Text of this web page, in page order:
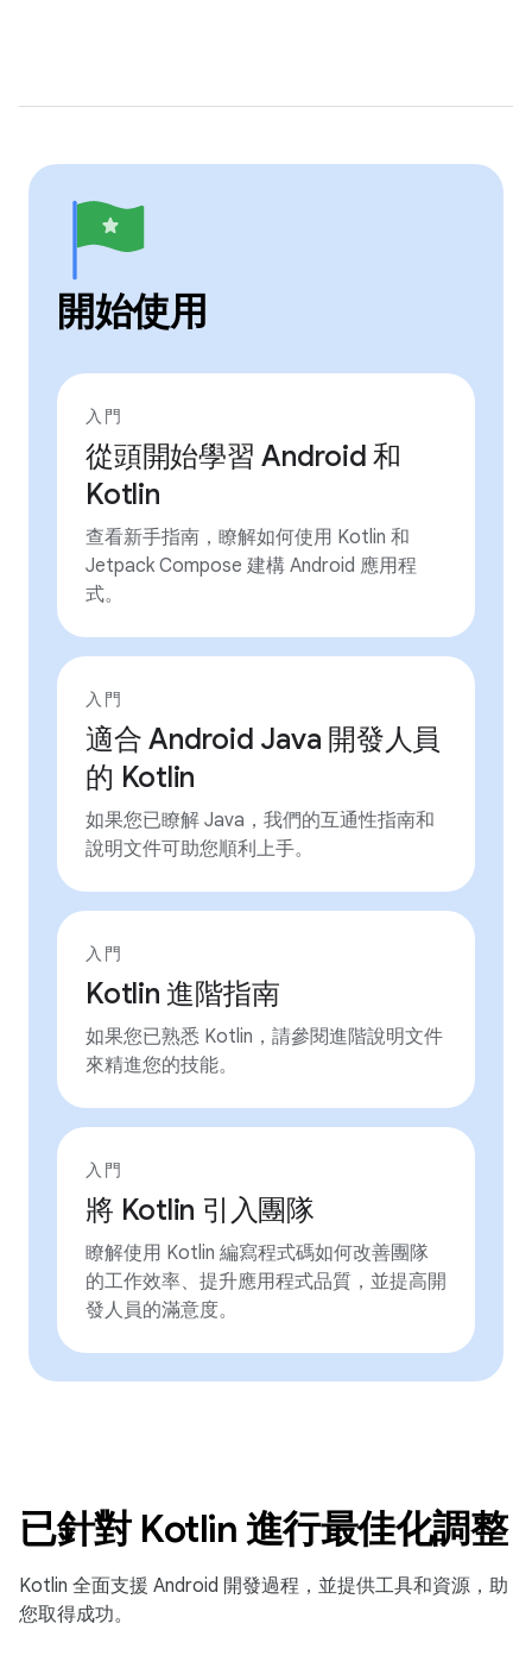
開始使用
入門
從頭開始學習 Android 和
Kotlin
查看新手指南，瞭解如何使用 Kotlin 和
Jetpack Compose 建構 Android 應用程
式。
入門
適合 Android Java 開發人員
的 Kotlin
如果您已瞭解 Java，我們的互通性指南和
說明文件可助您順利上手。
入門
Kotlin 進階指南
如果您已熟悉 Kotlin，請參閱進階說明文件
來精進您的技能。
入門
將 Kotlin 引入團隊
瞭解使用 Kotlin 編寫程式碼如何改善團隊
的工作效率、提升應用程式品質，並提高開
發人員的滿意度。
已針對 Kotlin 進行最佳化調整
Kotlin 全面支援 Android 開發過程，並提供工具和資源，助
您取得成功。